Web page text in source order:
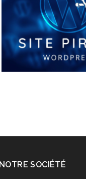
NOTRE SOCIÉTÉ